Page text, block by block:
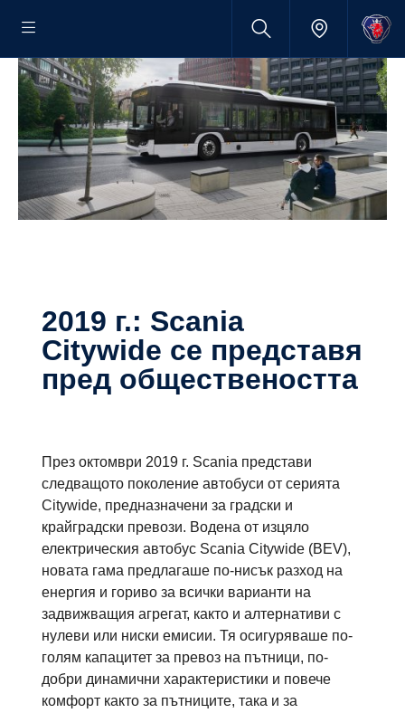
2019 г.: Scania
Citywide се представя
пред обществеността
През октомври 2019 г. Scania представи
следващото поколение автобуси от серията
Citywide, предназначени за градски и
крайградски превози. Водена от изцяло
електрическия автобус Scania Citywide (BEV),
новата гама предлагаше по-нисък разход на
енергия и гориво за всички варианти на
задвижващия агрегат, както и алтернативи с
нулеви или ниски емисии. Тя осигуряваше по-
голям капацитет за превоз на пътници, по-
добри динамични характеристики и повече
комфорт както за пътниците, така и за